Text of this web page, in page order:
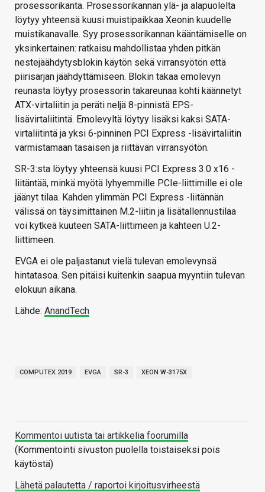
prosessorikanta. Prosessorikannan ylä- ja alapuolelta
löytyy yhteensä kuusi muistipaikkaa Xeonin kuudelle
muistikanavalle. Syy prosessorikannan kääntämiselle on
yksinkertainen: ratkaisu mahdollistaa yhden pitkän
nestejäähdytysblokin käytön sekä virransyötön että
piirisarjan jäähdyttämiseen. Blokin takaa emolevyn
reunasta löytyy prosessorin takareunaa kohti käännetyt
ATX-virtaliitin ja peräti neljä 8-pinnistä EPS-
lisävirtaliitintä. Emolevyltä löytyy lisäksi kaksi SATA-
virtaliitintä ja yksi 6-pinninen PCI Express -lisävirtaliitin
varmistamaan tasaisen ja riittävän virransyötön.
SR-3:sta löytyy yhteensä kuusi PCI Express 3.0 x16 -
liitäntää, minkä myötä lyhyemmille PCIe-liittimille ei ole
jäänyt tilaa. Kahden ylimmän PCI Express -liitännän
välissä on täysimittainen M.2-liitin ja lisätallennustilaa
voi kytkeä kuuteen SATA-liittimeen ja kahteen U.2-
liittimeen.
EVGA ei ole paljastanut vielä tulevan emolevynsä
hintatasoa. Sen pitäisi kuitenkin saapua myyntiin tulevan
elokuun aikana.
Lähde: AnandTech
COMPUTEX 2019 EVGA SR-3 XEON W-3175X
Kommentoi uutista tai artikkelia foorumilla
(Kommentointi sivuston puolella toistaiseksi pois
käytöstä)
Lähetä palautetta / raportoi kirjoitusvirheestä